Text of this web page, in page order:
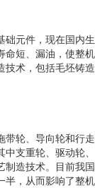
础元件，现在国内生
命短、漏油，使整机
技术，包括毛坯铸造
带轮、导向轮和行走
支重轮、驱动轮、
制造技术。目前我国
半，从而影响了整机